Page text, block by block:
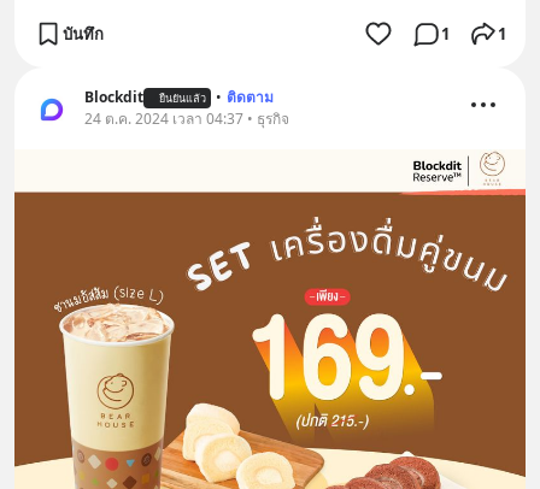
บันทึก 1 1
Blockdit ยืนยันแล้ว • ติดตาม
24 ต.ค. 2024 เวลา 04:37 • ธุรกิจ